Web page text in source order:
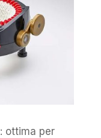
: ottima per